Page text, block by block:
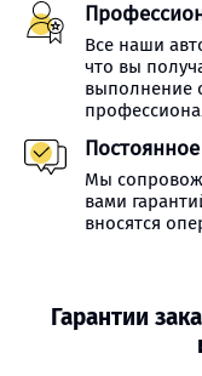
Все наши
что вы
выполнение
Мы
вами
вносятся
Гарантии